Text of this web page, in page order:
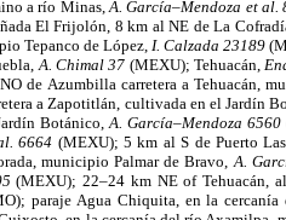
a río Minas,A. García–Mendoza et al.
El Frijolón, 8 km al NE de La
Tepanco de López,I. Calzada 23189
A. Chimal 37 (MEXU); Tehuacán,
de Azumbilla carretera a Tehuacán,
a Zapotitlán, cultivada en el Jardín
Botánico,A. García–Mendoza 6560
6664 (MEXU); 5 km al S de Puerto
municipio Palmar de Bravo,A.
(MEXU); 22–24 km NE of Tehuacán,
paraje Agua Chiquita, en la